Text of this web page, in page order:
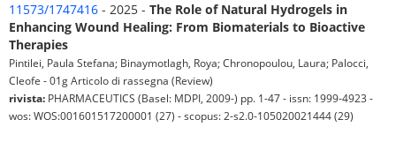
11573/1747416 - 2025 - The Role of Natural Hydrogels in
Enhancing Wound Healing: From Biomaterials to Bioactive
Therapies
Pintilei, Paula Stefana; Binaymotlagh, Roya; Chronopoulou, Laura; Palocci,
Cleofe - 01g Articolo di rassegna (Review)
rivista: PHARMACEUTICS (Basel: MDPI, 2009-) pp. 1-47 - issn: 1999-4923 -
wos: WOS:001601517200001 (27) - scopus: 2-s2.0-105020021444 (29)